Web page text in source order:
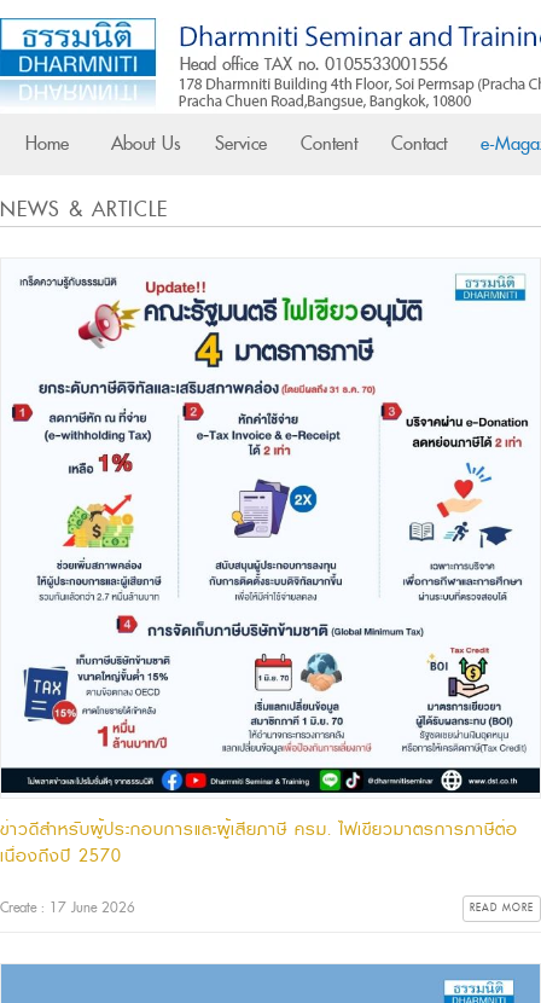
Home About Us Service Content Contact e-
NEWS & ARTICLE
ข่าวดีสำหรับผู้ประกอบการและผู้เสียภาษี ครม. ไฟเขียวมาตรการภาษีต่อ
เนื่องถึงปี 2570
Create : 17 June 2026 READ MORE